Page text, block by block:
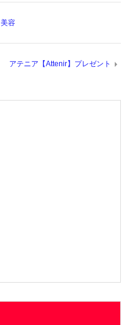
美容
アテニア【Attenir】プレゼント